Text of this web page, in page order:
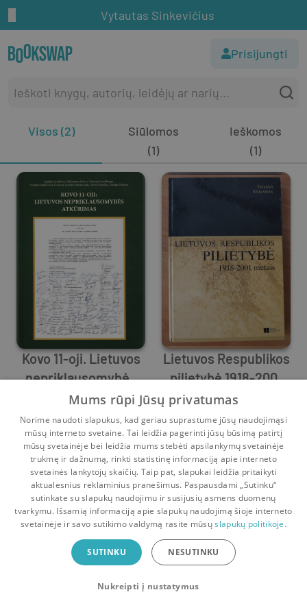
Vytautas Sinkevičius
Prisijungti
Visos (2)
Siūlomos
(1)
Ieškomos
(1)
Kovo 11-oji. Lietuvos
nepriklausomybės
atkūrimas
Česlovas Vytautas Stankevičius ,Vytautas Landsbergis
1 0
Lietuvos Respublikos
pilietybė 1918-2001
metais
Vytautas Sinkevičius
0 1
Pradinis Krepšelis Pokalbiai Pranešimai Paskyra
Bookswap programėlė
Mainykis knygomis dar patogiau!
Uždaryti
Mums rūpi Jūsų privatumas
Norime naudoti slapukus, kad geriau suprastume jūsų naudojimąsi
mūsų interneto svetaine. Tai leidžia pagerinti jūsų būsimą patirtį
mūsų svetainėje bei leidžia mums stebėti apsilankymų svetainėje
trukmę ir dažnumą, rinkti statistinę informaciją apie interneto
svetainės lankytojų skaičių. Taip pat, slapukai leidžia pritaikyti
aktualesnius reklaminius pranešimus. Paspausdami „Sutinku“
sutinkate su slapukų naudojimu ir susijusių asmens duomenų
tvarkymu. Išsamią informaciją apie slapukų naudojimą šioje interneto
svetainėje ir savo sutikimo valdymą rasite mūsųslapukų politikoje.
SUTINKU NESUTINKU
Nukreipti į nustatymus